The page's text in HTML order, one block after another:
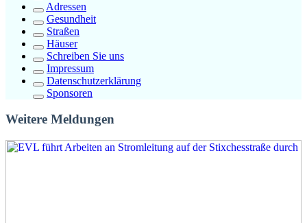
Adressen
Gesundheit
Straßen
Häuser
Schreiben Sie uns
Impressum
Datenschutzerklärung
Sponsoren
Weitere Meldungen